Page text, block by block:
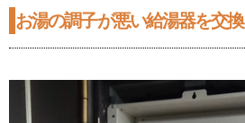
お湯の調子が悪い給湯器を交換